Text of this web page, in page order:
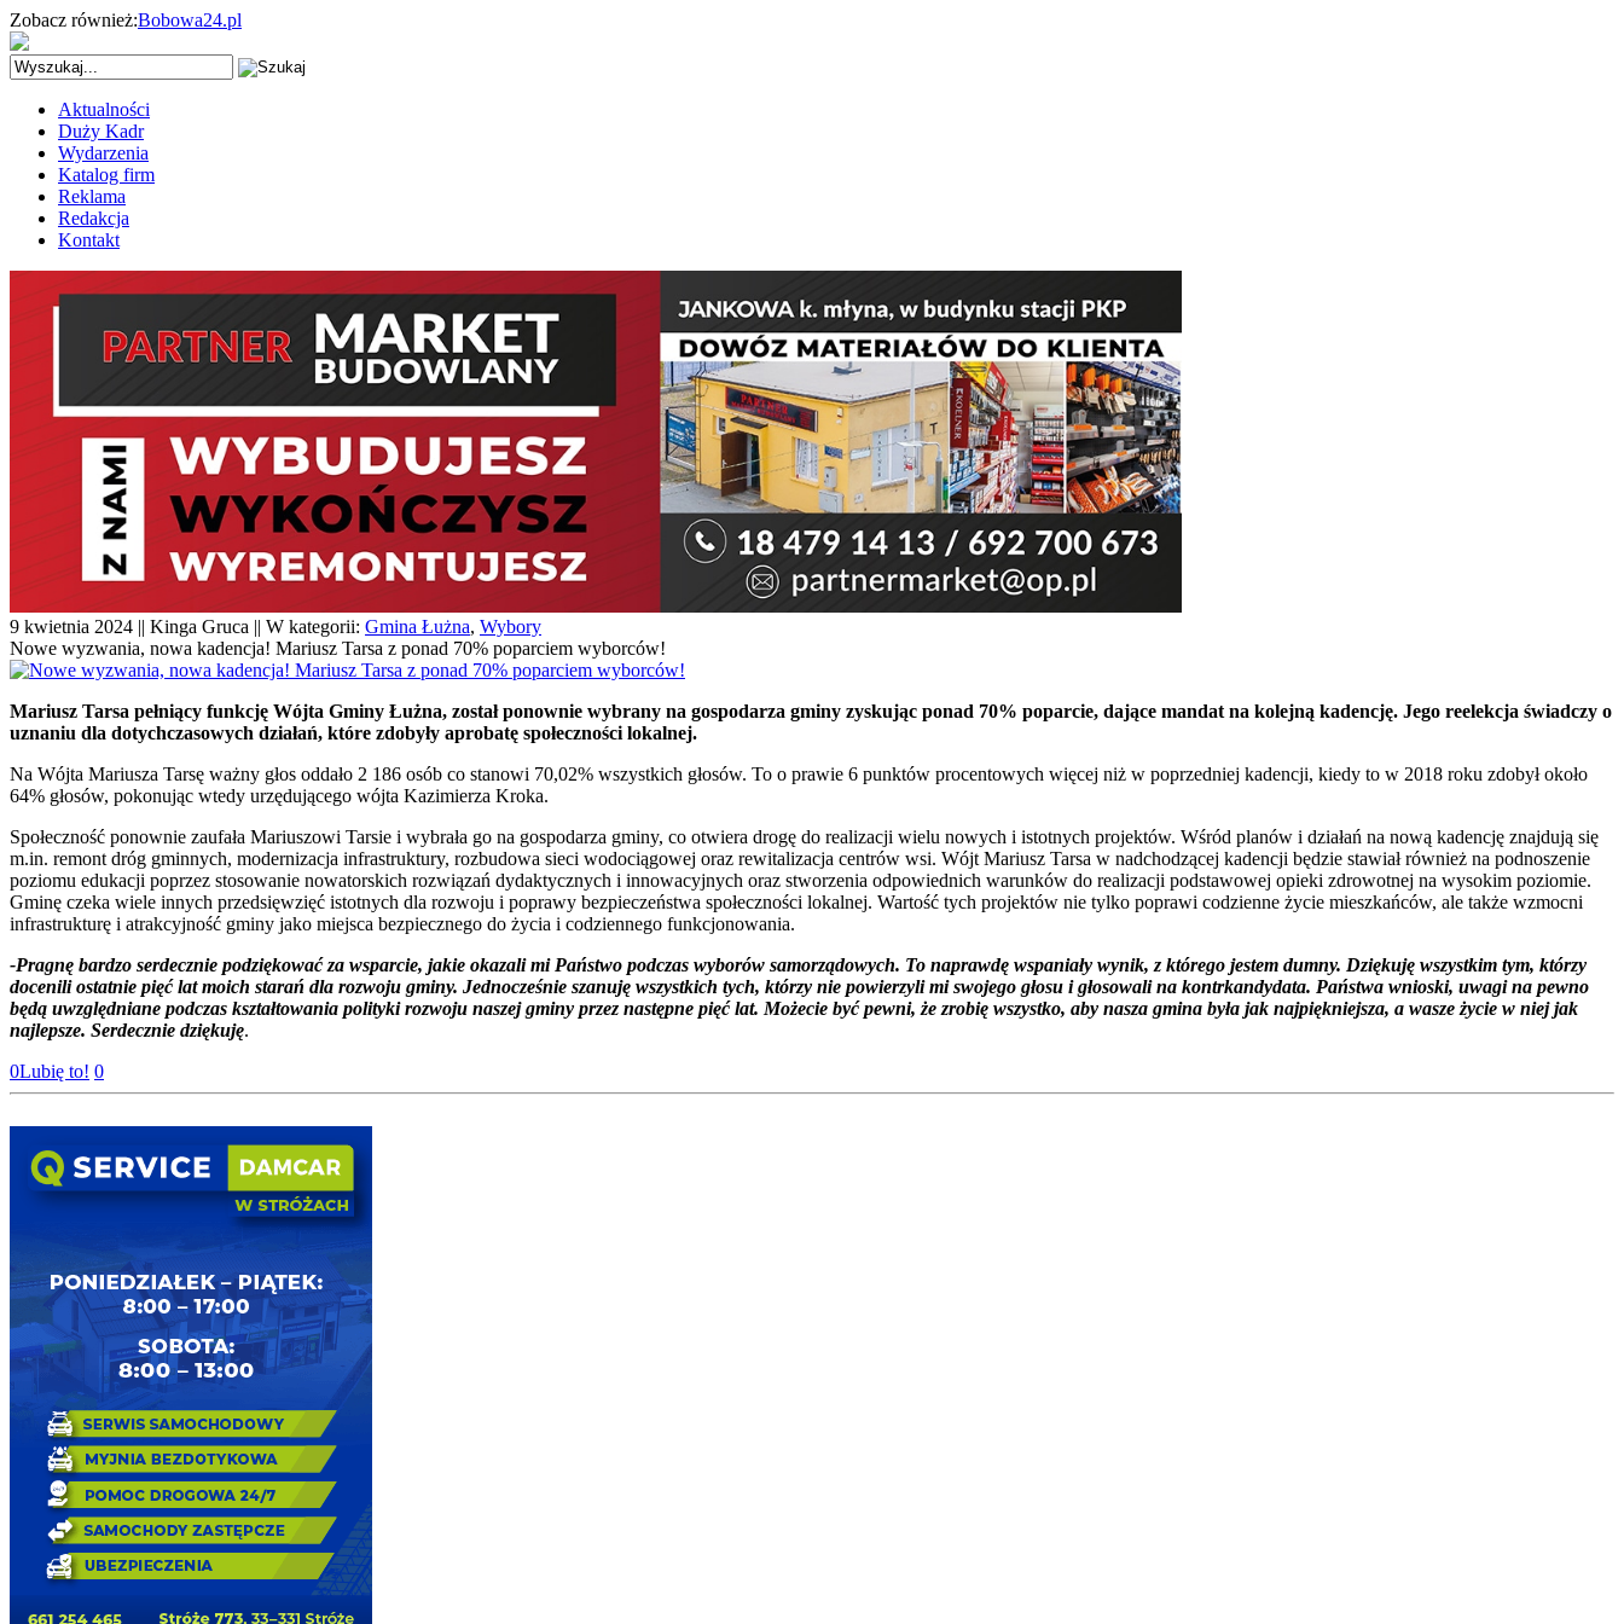
Zobacz również:Bobowa24.pl
Aktualności
Duży Kadr
Wydarzenia
Katalog firm
Reklama
Redakcja
Kontakt
9 kwietnia 2024 || Kinga Gruca || W kategorii: Gmina Łużna, Wybory
Nowe wyzwania, nowa kadencja! Mariusz Tarsa z ponad 70% poparciem wyborców!
Mariusz Tarsa pełniący funkcję Wójta Gminy Łużna, został ponownie wybrany na gospodarza gminy zyskując ponad 70% poparcie, dające mandat na kolejną kadencję. Jego reelekcja świadczy o
uznaniu dla dotychczasowych działań, które zdobyły aprobatę społeczności lokalnej.
Na Wójta Mariusza Tarsę ważny głos oddało 2 186 osób co stanowi 70,02% wszystkich głosów. To o prawie 6 punktów procentowych więcej niż w poprzedniej kadencji, kiedy to w 2018 roku zdobył około
64% głosów, pokonując wtedy urzędującego wójta Kazimierza Kroka.
Społeczność ponownie zaufała Mariuszowi Tarsie i wybrała go na gospodarza gminy, co otwiera drogę do realizacji wielu nowych i istotnych projektów. Wśród planów i działań na nową kadencję znajdują się
m.in. remont dróg gminnych, modernizacja infrastruktury, rozbudowa sieci wodociągowej oraz rewitalizacja centrów wsi. Wójt Mariusz Tarsa w nadchodzącej kadencji będzie stawiał również na podnoszenie
poziomu edukacji poprzez stosowanie nowatorskich rozwiązań dydaktycznych i innowacyjnych oraz stworzenia odpowiednich warunków do realizacji podstawowej opieki zdrowotnej na wysokim poziomie.
Gminę czeka wiele innych przedsięwzięć istotnych dla rozwoju i poprawy bezpieczeństwa społeczności lokalnej. Wartość tych projektów nie tylko poprawi codzienne życie mieszkańców, ale także wzmocni
infrastrukturę i atrakcyjność gminy jako miejsca bezpiecznego do życia i codziennego funkcjonowania.
-Pragnę bardzo serdecznie podziękować za wsparcie, jakie okazali mi Państwo podczas wyborów samorządowych. To naprawdę wspaniały wynik, z którego jestem dumny. Dziękuję wszystkim tym, którzy
docenili ostatnie pięć lat moich starań dla rozwoju gminy. Jednocześnie szanuję wszystkich tych, którzy nie powierzyli mi swojego głosu i głosowali na kontrkandydata. Państwa wnioski, uwagi na pewno
będą uwzględniane podczas kształtowania polityki rozwoju naszej gminy przez następne pięć lat. Możecie być pewni, że zrobię wszystko, aby nasza gmina była jak najpiękniejsza, a wasze życie w niej jak
najlepsze. Serdecznie dziękuję.
0Lubię to! 0